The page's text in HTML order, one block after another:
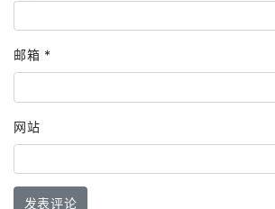
邮箱 *
网站